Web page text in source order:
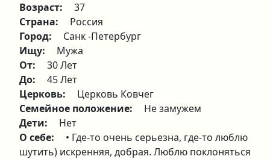
Возраст:
37
Страна:
Россия
Город:
Санк -Петербург
Ищу:
Мужа
От:
30 Лет
До:
45 Лет
Церковь:
Церковь Ковчег
Семейное положение:
Не замужем
Дети:
Нет
О себе:
• Где-то очень серьезна, где-то люблю
шутить) искренняя, добрая. Люблю поклоняться